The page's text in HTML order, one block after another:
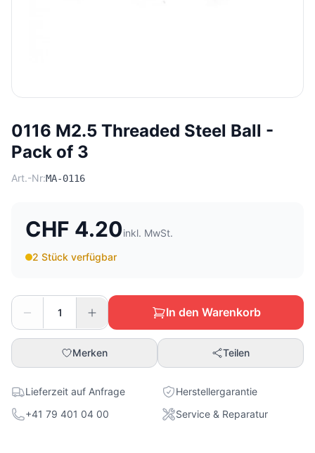
0116 M2.5 Threaded Steel Ball -
Pack of 3
Art.-Nr:MA-0116
CHF 4.20inkl. MwSt.
2 Stück verfügbar
In den Warenkorb
Merken Teilen
Lieferzeit auf Anfrage
Herstellergarantie
+41 79 401 04 00
Service & Reparatur